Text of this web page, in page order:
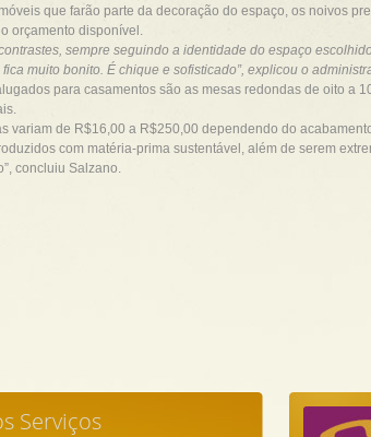
que farão parte da decoração do espaço, os noivos
orçamento disponível.
sempre seguindo a identidade do espaço
muito bonito. É chique e sofisticado”, explicou o
para casamentos são as mesas redondas de oito a
variam de R$16,00 a R$250,00 dependendo do
com matéria-prima sustentável, além de serem
concluiu Salzano.
Serviços